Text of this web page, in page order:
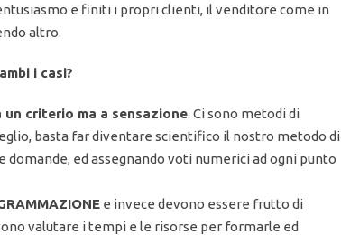
e finiti i propri clienti, il venditore come in
altro.
i casi?
criterio ma a sensazione. Ci sono metodi di
basta far diventare scientifico il nostro metodo di
domande, ed assegnando voti numerici ad ogni punto
e invece devono essere frutto di
valutare i tempi e le risorse per formarle ed